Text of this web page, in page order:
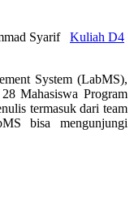
Syarif
Kuliah D4
System (LabMS),
Mahasiswa Program
termasuk dari team
bisa mengunjungi